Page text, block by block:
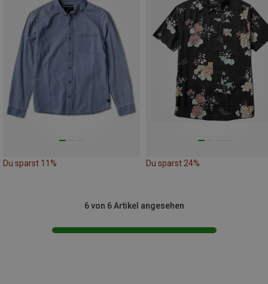
Du sparst 11% Du sparst 24%
6 von 6 Artikel angesehen